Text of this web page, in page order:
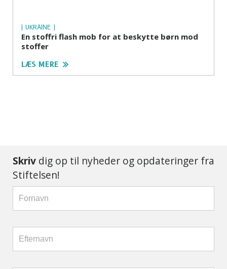
| UKRAINE |
En stoffri flash mob for at beskytte børn mod
stoffer
LÆS MERE
Skriv dig op til nyheder og opdateringer fra
Stiftelsen!